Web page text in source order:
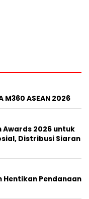
ASEAN 2026
Awards 2026 untuk
Distribusi Siaran
Hentikan Pendanaan